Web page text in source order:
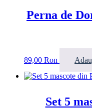
Perna de
89,00 Ron
Set 5